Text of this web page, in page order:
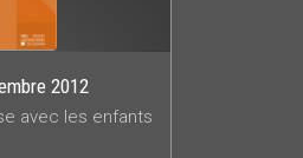
2012
avec les enfants